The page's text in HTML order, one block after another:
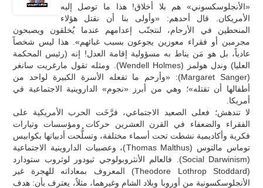
«الأنجلوسكسوني» هم بلا أخلاق! هذا ما توصل إليه
الأمريكان. قال أحدهم: «وأولى بنا أن نقتل هؤلاء
المنحطين في الأرحام، لنتجنّب إعدامهم عندما يُخلقون ويصبحون
مجرمين أو فقراء معوزين يجوعون بسبب غبائهم». هذا ليس شخصاً
عادياً، بل هو مَن يناط به مسؤولية إقامة العدل! إنه (رئيس المحكمة
العليا) وندل هولمز (Wendell Holmes). ومثله تقول مارغريت سانغر
(Margaret Sanger): «وأرحم ما تفعله الأسرة الكبيرة لواحد من
أطفالها أن تقتله»؛ وهي من أبرز «نجوم» الداروينية الاجتماعية في
أمريكا.
لا تندهش؛ فعلى الصعيد الاجتماعي، فرَّخَت الحرب الأمريكية على
الفقراء والضعفاء في القرن العشرين حركات ومؤسسات وتيارات
فكرية وأكاديمية نشطت تحت أسماء مختلفة، وتسلُّحت أدبياتها بكوابيس
توماس مالتوس (Thomas Malthus)، وعصبيات الداروينية الاجتماعية
(Social Darwinism). فالعالم الأنثروبولوجي ثيودور لوثروب ستودارد
(Theodore Lothrop Stoddard) المعروف بمعاداته للهجرة غير
الأنجلوسكسونية من أوروبا وبلاد الشام وغيرهما، مثلاً، يعترف بأن: هدف